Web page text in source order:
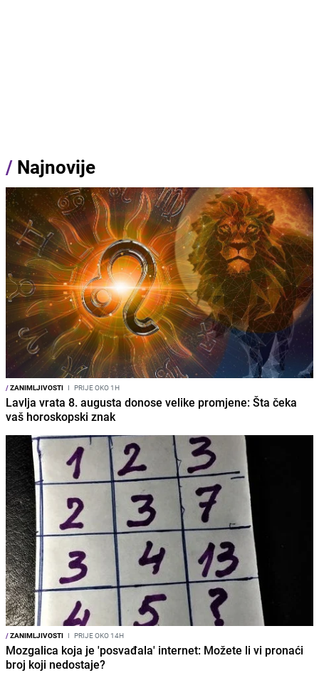
/ Najnovije
/ZANIMLJIVOSTI I PRIJE OKO 1H
Lavlja vrata 8. augusta donose velike promjene: Šta čeka
vaš horoskopski znak
/ZANIMLJIVOSTI I PRIJE OKO 14H
Mozgalica koja je 'posvađala' internet: Možete li vi pronaći
broj koji nedostaje?